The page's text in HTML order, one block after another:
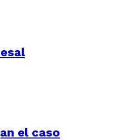
el caso